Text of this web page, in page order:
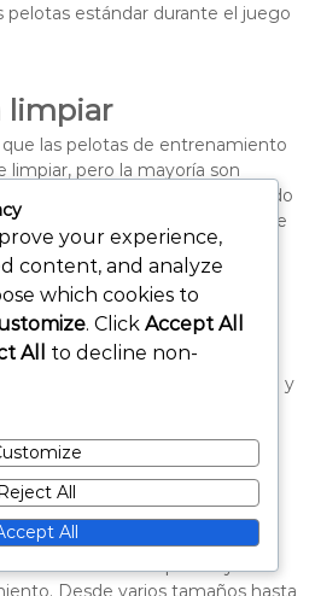
pelotas estándar durante el juego
limpiar
las pelotas de entrenamiento
limpiar, pero la mayoría son
Un simple paño húmedo
y la mugre, y muchas pelotas de
humedad, lo que las hace
libre.
se puede utilizar jabón
de espuma. La limpieza
la integridad de la pelota y
pelotas de entrenamiento de
pero el mercado ofrece una
a diferentes deportes y
Desde varios tamaños hasta
your experience,
content, and analyze
which cookies to
. Click Accept All
All
to decline non-
All
All